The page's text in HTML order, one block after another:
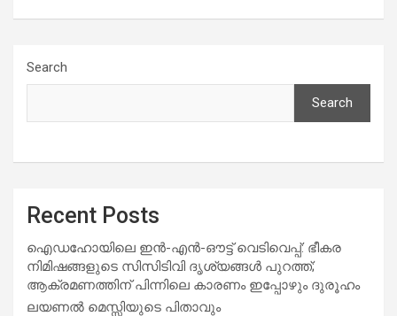
Search
Search
Recent Posts
ഐഡഹോയിലെ ഇൻ-എൻ-ഔട്ട് വെടിവെപ്പ്: ഭീകര
നിമിഷങ്ങളുടെ സിസിടിവി ദൃശ്യങ്ങൾ പുറത്ത്;
ആക്രമണത്തിന് പിന്നിലെ കാരണം ഇപ്പോഴും ദുരൂഹം
ലയണൽ മെസ്സിയുടെ പിതാവും